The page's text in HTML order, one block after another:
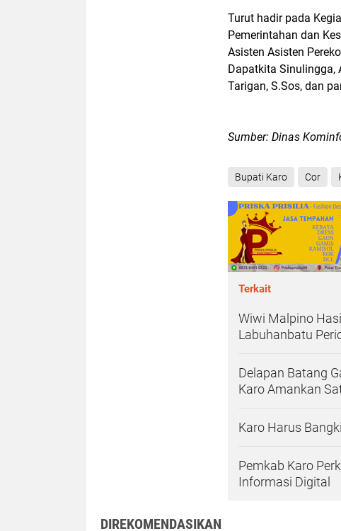
Turut hadir pada
Pemerintahan dan
Asisten Asisten
Dapatkita Sinulingga,
Tarigan, S.Sos, dan
Sumber: Dinas
Bupati Karo Cor
Terkait
Wiwi Malpino
Labuhanbatu
Delapan Batang
Karo Amankan
Karo Harus
Pemkab Karo
Informasi Digital
DIREKOMENDASIKAN